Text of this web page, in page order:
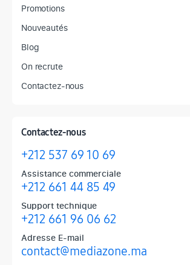
Promotions
Nouveautés
Blog
On recrute
Contactez-nous
Contactez-nous
+212 537 69 10 69
Assistance commerciale
+212 661 44 85 49
Support technique
+212 661 96 06 62
Adresse E-mail
contact@mediazone.ma